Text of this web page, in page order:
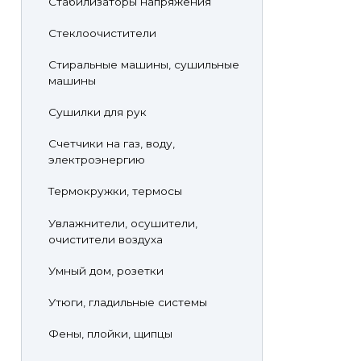
Стеклоочистители
Стиральные машины, сушильные
машины
Сушилки для рук
Счетчики на газ, воду,
электроэнергию
Термокружки, термосы
Увлажнители, осушители,
очистители воздуха
Умный дом, розетки
Утюги, гладильные системы
Фены, плойки, щипцы